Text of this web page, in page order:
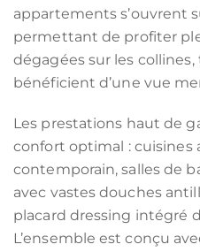
appartements s’ouvrent
permettant de profiter
dégagées sur les
bénéficient d’une vue
Les prestations haut de
confort optimal : cuisines
contemporain, salles de
avec vastes douches
placard dressing intégré
L’ensemble est conçu